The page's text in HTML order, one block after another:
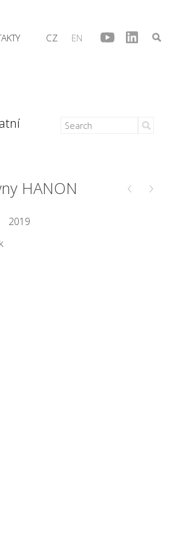
CZ EN
‹ ›
HANON
2019